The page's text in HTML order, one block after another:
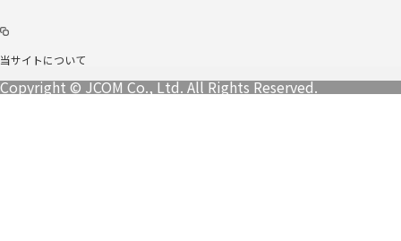
当サイトについて
Copyright © JCOM Co., Ltd. All Rights Reserved.